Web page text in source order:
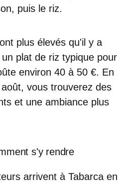
puis le riz.
plus élevés qu'il y a
plat de riz typique pour
environ 40 à 50 €. En
vous trouverez des
et une ambiance plus
s'y rendre
arrivent à Tabarca en